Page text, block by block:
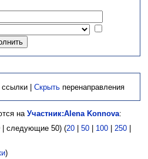
ссылки |Скрыть перенаправления
на Участник:Alena Konnova:
| следующие 50) (20| 50| 100| 250|
)